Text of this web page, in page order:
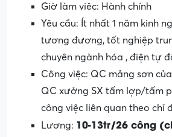
Giờ làm viêc: Hành chính
Yêu cầu: Ít nhất 1 năm kinh
tương đương, tốt nghiệp
chuyên ngành hóa , điện tự
Công việc: QC mảng sơn
QC xưởng SX tấm lợp/tấm
công việc liên quan theo chỉ
Lương: 10-13tr/26 công